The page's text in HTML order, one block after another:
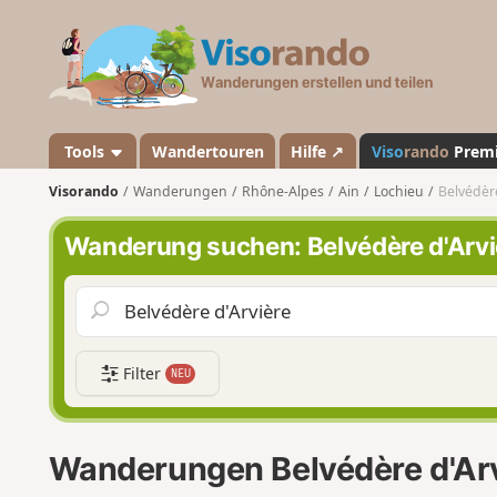
a
n
d
o
Tools Wandertouren Hilfe ↗ Visorando
Visorando Wanderungen Rhône-Alpes Ain Lochieu
Wanderung suchen: Belvédère
Filter NEU
Wanderungen Belvédère